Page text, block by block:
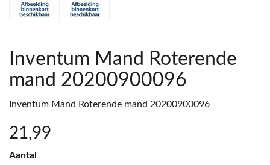
Inventum Mand Roterende
mand 20200900096
Inventum Mand Roterende mand 20200900096
21 ,99
Aantal